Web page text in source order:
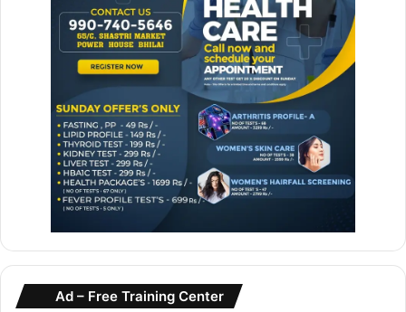
Ad – Free Training Center